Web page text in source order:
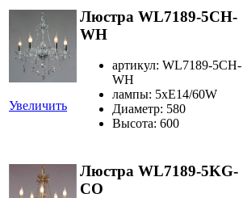
Увеличить
Люстра WL7189-5CH-
WH
артикул: WL7189-5CH-
WH
лампы: 5xE14/60W
Диаметр: 580
Высота: 600
Люстра WL7189-5KG-
CO